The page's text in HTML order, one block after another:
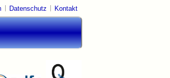
Datenschutz Kontakt